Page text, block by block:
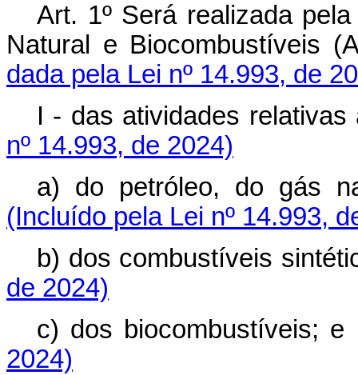
Art. 1º Será realizada
Natural e
dada pela Lei nº 14.993, de
I - das atividades
nº 14.993, de 2024)
a) do petróleo, do
(Incluído pela Lei nº 14.993,
b) dos combustíveis
de 2024)
c) dos
2024)